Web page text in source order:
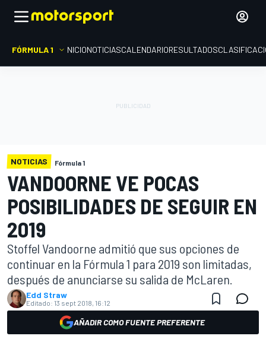
FÓRMULA 1 INICIONOTICIASCALENDARIORESULTADOS
NOTICIAS Fórmula 1
VANDOORNE VE POCAS
POSIBILIDADES DE SEGUIR EN
2019
Stoffel Vandoorne admitió que sus opciones de
continuar en la Fórmula 1 para 2019 son limitadas,
después de anunciarse su salida de McLaren.
Edd Straw
Editado: 13 sept 2018, 16:12
AÑADIR COMO FUENTE PREFERENTE